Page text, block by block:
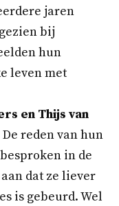
jaren
bij
hun
leven met
en Thijs van
De reden van hun
in de
dat ze liever
is gebeurd. Wel